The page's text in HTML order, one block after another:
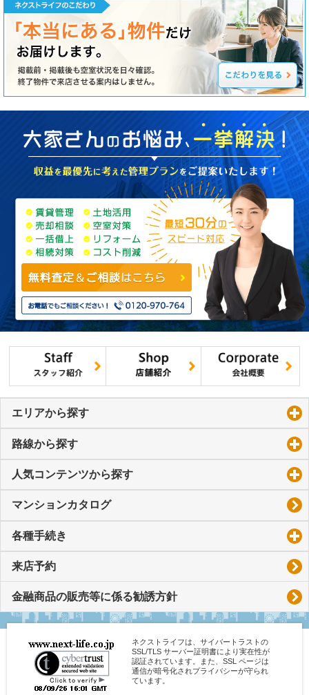
エリアから探す
路線から探す
人気コンテンツから探す
マンションカタログ
各種手続き
来店予約
金融商品の販売等に係る勧誘方針
ネクストライフは、サイバートラストの
SSL/TLS サーバー証明書により実在性が
認証されています。また、SSL ページは
通信が暗号化されプライバシーが守られ
ています。